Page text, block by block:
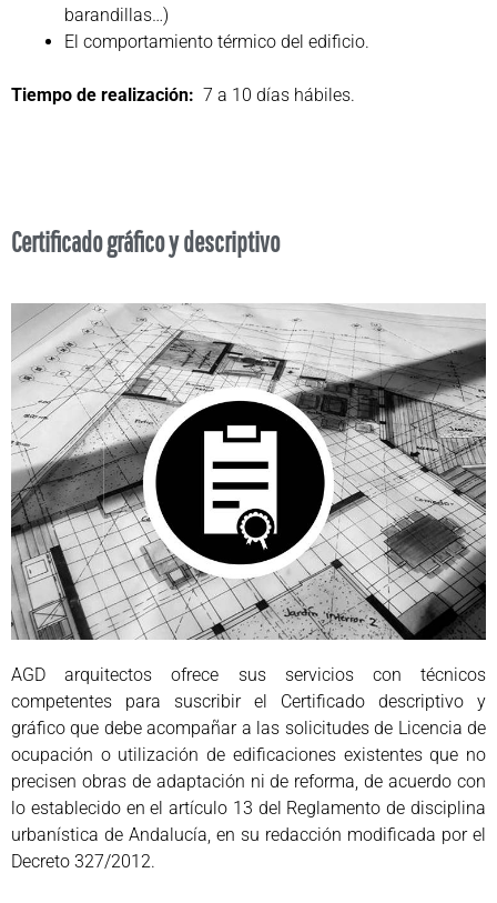
barandillas…)
El comportamiento térmico del edificio.
Tiempo de realización: 7 a 10 días hábiles.
Certificado gráfico y descriptivo
AGD arquitectos ofrece sus servicios con técnicos
competentes para suscribir el Certificado descriptivo y
gráfico que debe acompañar a las solicitudes de Licencia de
ocupación o utilización de edificaciones existentes que no
precisen obras de adaptación ni de reforma, de acuerdo con
lo establecido en el artículo 13 del Reglamento de disciplina
urbanística de Andalucía, en su redacción modificada por el
Decreto 327/2012.